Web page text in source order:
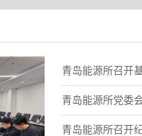
青岛能源所召开
青岛能源所党委
青岛能源所召开